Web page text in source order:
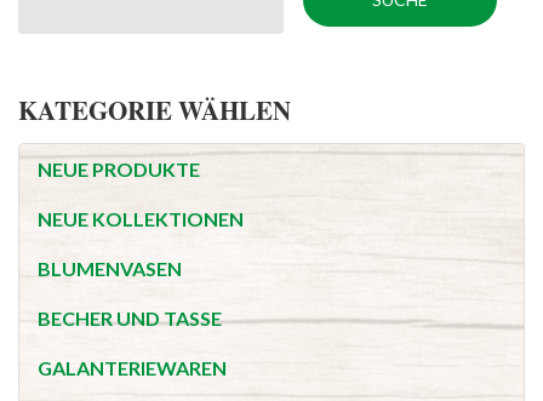
KATEGORIE WÄHLEN
NEUE PRODUKTE
NEUE KOLLEKTIONEN
BLUMENVASEN
BECHER UND TASSE
GALANTERIEWAREN